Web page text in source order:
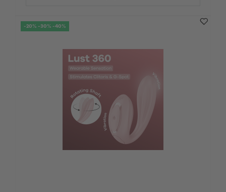
-20% -30% -40%